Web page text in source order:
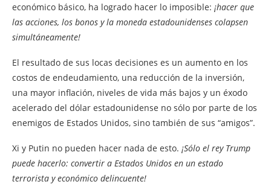
económico básico, ha logrado hacer lo imposible: ¡hacer que
las acciones, los bonos y la moneda estadounidenses colapsen
simultáneamente!
El resultado de sus locas decisiones es un aumento en los
costos de endeudamiento, una reducción de la inversión,
una mayor inflación, niveles de vida más bajos y un éxodo
acelerado del dólar estadounidense no sólo por parte de los
enemigos de Estados Unidos, sino también de sus “amigos”.
Xi y Putin no pueden hacer nada de esto. ¡Sólo el rey Trump
puede hacerlo: convertir a Estados Unidos en un estado
terrorista y económico delincuente!